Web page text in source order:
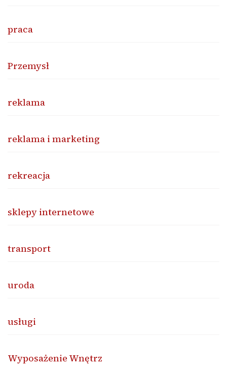
praca
Przemysł
reklama
reklama i marketing
rekreacja
sklepy internetowe
transport
uroda
usługi
Wyposażenie Wnętrz